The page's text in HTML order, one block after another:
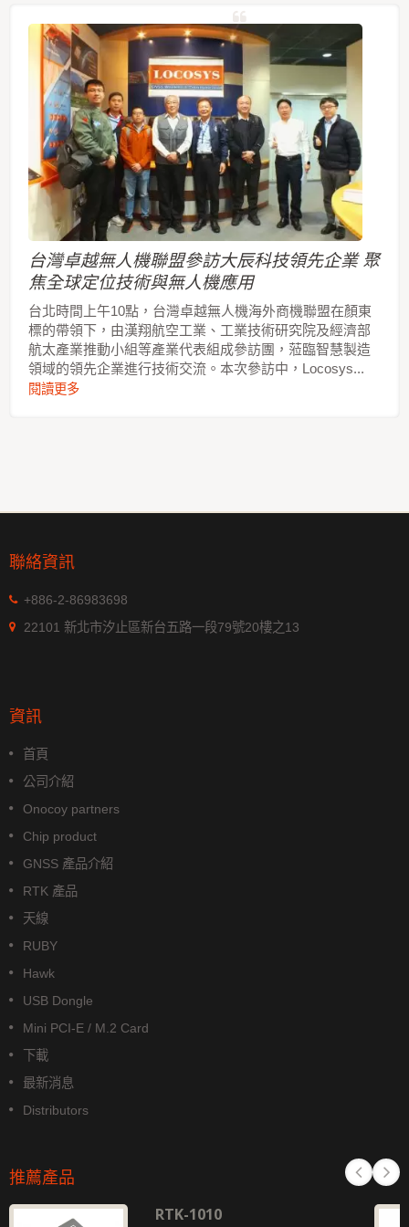
台灣卓越無人機聯盟參訪大辰科技領先企業 聚
焦全球定位技術與無人機應用
台北時間上午10點，台灣卓越無人機海外商機聯盟在顏東
標的帶領下，由漢翔航空工業、工業技術研究院及經濟部
航太產業推動小組等產業代表組成參訪團，蒞臨智慧製造
領域的領先企業進行技術交流。本次參訪中，Locosys...
閱讀更多
聯絡資訊
+886-2-86983698
22101 新北市汐止區新台五路一段79號20樓之13
資訊
首頁
公司介紹
Onocoy partners
Chip product
GNSS 產品介紹
RTK 產品
天線
RUBY
Hawk
USB Dongle
Mini PCI-E / M.2 Card
下載
最新消息
Distributors
推薦產品
RTK-1010